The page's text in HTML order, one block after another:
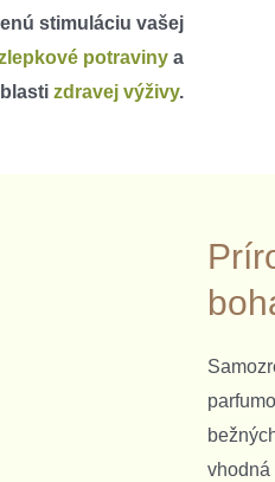
stimuláciu vašej
potraviny a
zdravej výživy.
vhodná